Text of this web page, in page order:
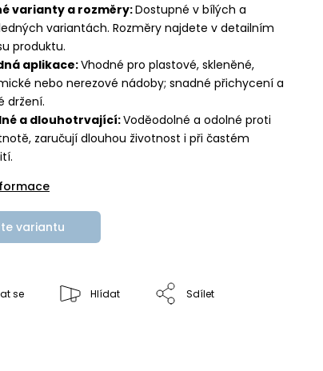
varianty a rozměry:Dostupné v bílých a
variantách. Rozměry najdete v detailním
produktu.
aplikace:Vhodné pro plastové, skleněné,
nebo nerezové nádoby; snadné přichycení a
držení.
a dlouhotrvající:Voděodolné a odolné proti
zaručují dlouhou životnost i při častém
variantu
se Hlídat Sdílet